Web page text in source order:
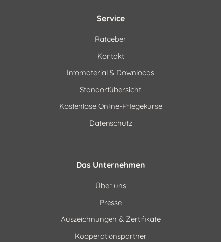
Service
Ratgeber
Kontakt
Infomaterial & Downloads
Standortübersicht
Kostenlose Online-Pflegekurse
Datenschutz
Das Unternehmen
Über uns
Presse
Auszeichnungen & Zertifikate
Kooperationspartner